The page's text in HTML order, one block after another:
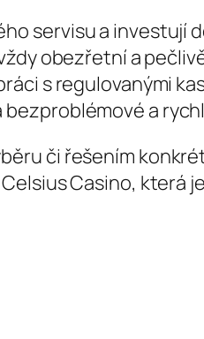
servisu a
obezřetní a
s regulovanými
a
či řešením
Casino, která